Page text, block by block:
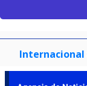
Internacional